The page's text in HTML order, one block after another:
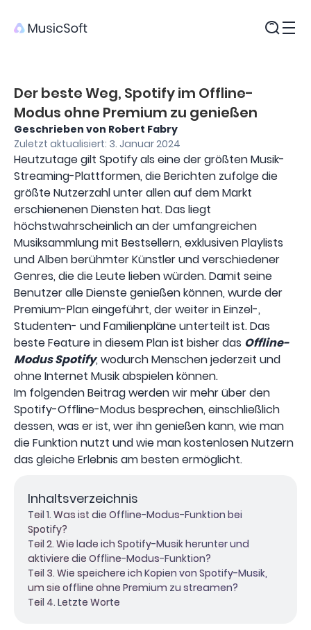
Der beste Weg, Spotify im Offline-
Modus ohne Premium zu genießen
Geschrieben von Robert Fabry
Zuletzt aktualisiert: 3. Januar 2024
Heutzutage gilt Spotify als eine der größten Musik-
Streaming-Plattformen, die Berichten zufolge die
größte Nutzerzahl unter allen auf dem Markt
erschienenen Diensten hat. Das liegt
höchstwahrscheinlich an der umfangreichen
Musiksammlung mit Bestsellern, exklusiven Playlists
und Alben berühmter Künstler und verschiedener
Genres, die die Leute lieben würden. Damit seine
Benutzer alle Dienste genießen können, wurde der
Premium-Plan eingeführt, der weiter in Einzel-,
Studenten- und Familienpläne unterteilt ist. Das
beste Feature in diesem Plan ist bisher das Offline-
Modus Spotify, wodurch Menschen jederzeit und
ohne Internet Musik abspielen können.
Im folgenden Beitrag werden wir mehr über den
Spotify-Offline-Modus besprechen, einschließlich
dessen, was er ist, wer ihn genießen kann, wie man
die Funktion nutzt und wie man kostenlosen Nutzern
das gleiche Erlebnis am besten ermöglicht.
Inhaltsverzeichnis
Teil 1. Was ist die Offline-Modus-Funktion bei
Spotify?
Teil 2. Wie lade ich Spotify-Musik herunter und
aktiviere die Offline-Modus-Funktion?
Teil 3. Wie speichere ich Kopien von Spotify-Musik,
um sie offline ohne Premium zu streamen?
Teil 4. Letzte Worte